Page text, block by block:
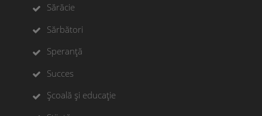
Sărăcie
Sărbători
Speranță
Succes
Școală și educație